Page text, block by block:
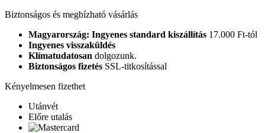
Biztonságos és megbízható vásárlás
Magyarország: Ingyenes standard kiszállítás 17.000 Ft-tól
Ingyenes visszaküldés
Klímatudatosan dolgozunk.
Biztonságos fizetés SSL-titkosítással
Kényelmesen fizethet
Utánvét
Előre utalás